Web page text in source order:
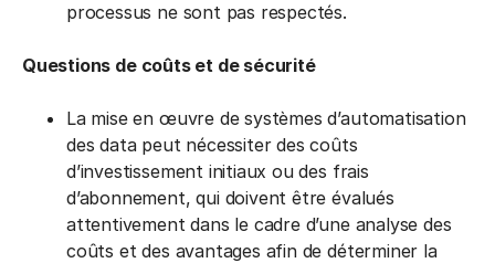
processus ne sont pas respectés.
Questions de coûts et de sécurité
La mise en œuvre de systèmes d’automatisation
des data peut nécessiter des coûts
d’investissement initiaux ou des frais
d’abonnement, qui doivent être évalués
attentivement dans le cadre d’une analyse des
coûts et des avantages afin de déterminer la